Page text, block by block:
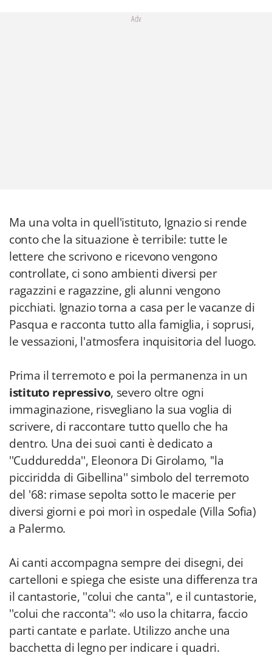
Adv
Ma una volta in quell'istituto, Ignazio si rende
conto che la situazione è terribile: tutte le
lettere che scrivono e ricevono vengono
controllate, ci sono ambienti diversi per
ragazzini e ragazzine, gli alunni vengono
picchiati. Ignazio torna a casa per le vacanze di
Pasqua e racconta tutto alla famiglia, i soprusi,
le vessazioni, l'atmosfera inquisitoria del luogo.
Prima il terremoto e poi la permanenza in un
istituto repressivo, severo oltre ogni
immaginazione, risvegliano la sua voglia di
scrivere, di raccontare tutto quello che ha
dentro. Una dei suoi canti è dedicato a
''Cudduredda'', Eleonora Di Girolamo, ''la
picciridda di Gibellina'' simbolo del terremoto
del '68: rimase sepolta sotto le macerie per
diversi giorni e poi morì in ospedale (Villa Sofia)
a Palermo.
Ai canti accompagna sempre dei disegni, dei
cartelloni e spiega che esiste una differenza tra
il cantastorie, ''colui che canta'', e il cuntastorie,
''colui che racconta'': «Io uso la chitarra, faccio
parti cantate e parlate. Utilizzo anche una
bacchetta di legno per indicare i quadri.